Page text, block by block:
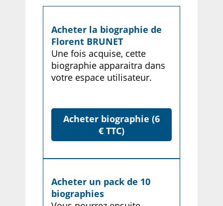
Acheter la biographie de
Florent BRUNET
Une fois acquise, cette
biographie apparaitra dans
votre espace utilisateur.
Acheter biographie (6
€ TTC)
Acheter un pack de 10
biographies